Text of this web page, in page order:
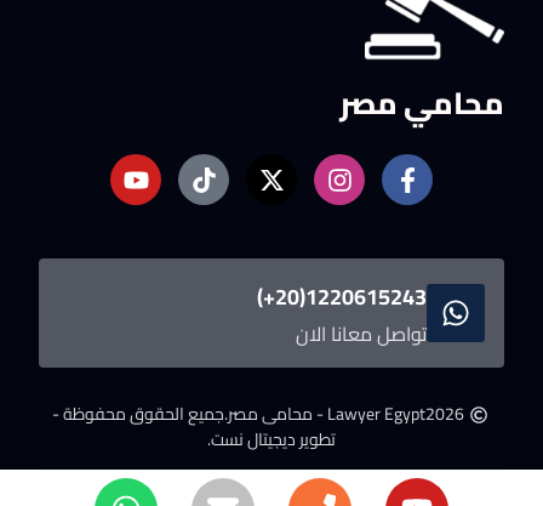
محامي مصر
1220615243(20+)
تواصل معانا الان
2026Lawyer Egypt - محامى مصر.
جميع الحقوق محفوظة -
تطوير ديجيتال نست.